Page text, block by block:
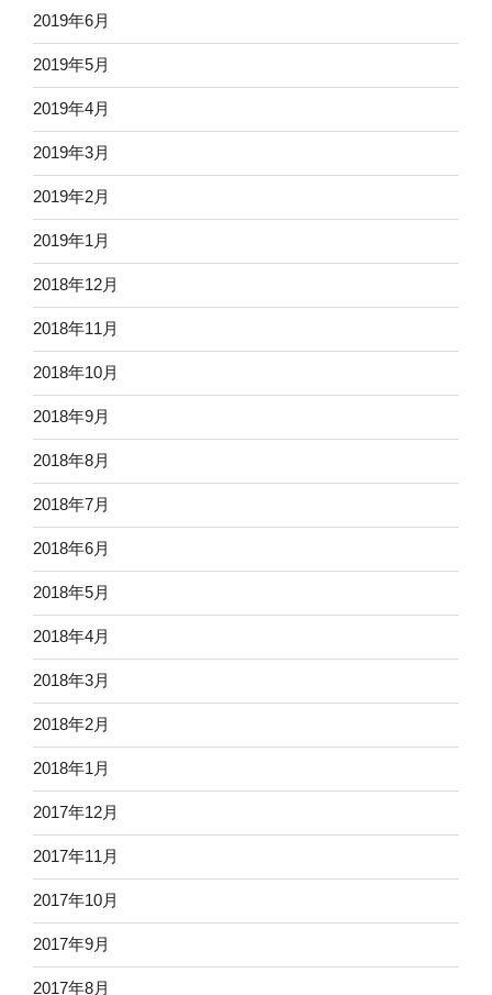
2019年6月
2019年5月
2019年4月
2019年3月
2019年2月
2019年1月
2018年12月
2018年11月
2018年10月
2018年9月
2018年8月
2018年7月
2018年6月
2018年5月
2018年4月
2018年3月
2018年2月
2018年1月
2017年12月
2017年11月
2017年10月
2017年9月
2017年8月